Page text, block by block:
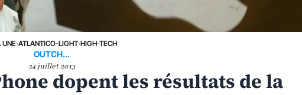
UNE›ATLANTICO-LIGHT›HIGH-TECH
OUTCH...
24 juillet 2013
dopent les résultats de la